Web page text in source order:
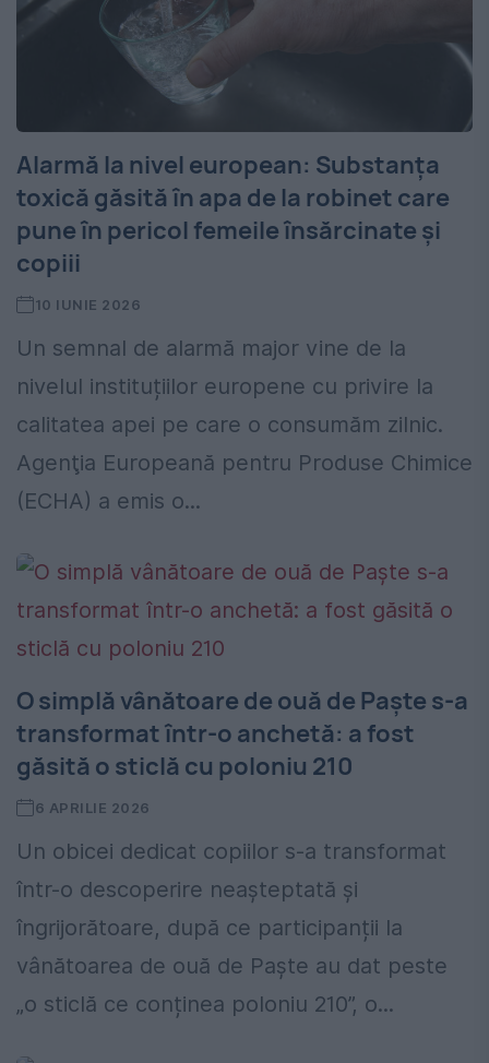
Alarmă la nivel european: Substanța
toxică găsită în apa de la robinet care
pune în pericol femeile însărcinate și
copiii
10 IUNIE 2026
Un semnal de alarmă major vine de la
nivelul instituțiilor europene cu privire la
calitatea apei pe care o consumăm zilnic.
Agenţia Europeană pentru Produse Chimice
(ECHA) a emis o...
O simplă vânătoare de ouă de Paște s-a
transformat într-o anchetă: a fost
găsită o sticlă cu poloniu 210
6 APRILIE 2026
Un obicei dedicat copiilor s-a transformat
într-o descoperire neașteptată și
îngrijorătoare, după ce participanții la
vânătoarea de ouă de Paște au dat peste
„o sticlă ce conținea poloniu 210”, o...